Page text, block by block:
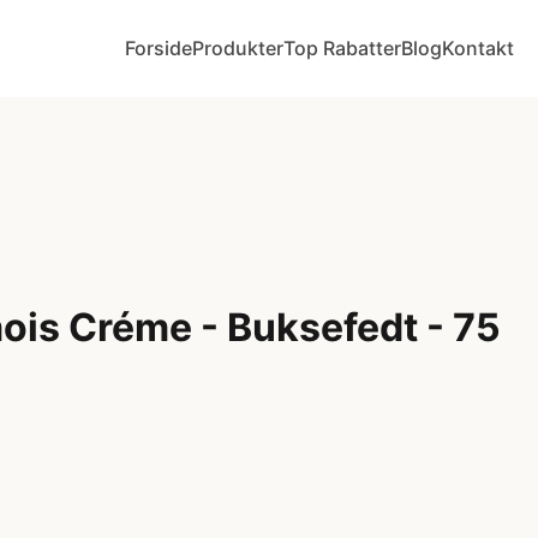
ForsideProdukterTop RabatterBlogKontakt
Créme - Buksefedt - 75